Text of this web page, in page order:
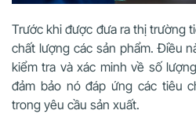
Trước khi được đưa ra thị trường
chất lượng các sản phẩm. Điều
kiểm tra và xác minh về số
đảm bảo nó đáp ứng các tiêu
trong yêu cầu sản xuất.